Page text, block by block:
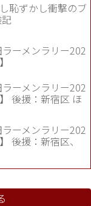
恥ずかし衝撃のブ
ラーメンラリー202
ラーメンラリー202
後援：新宿区 ほ
ラーメンラリー202
後援：新宿区、